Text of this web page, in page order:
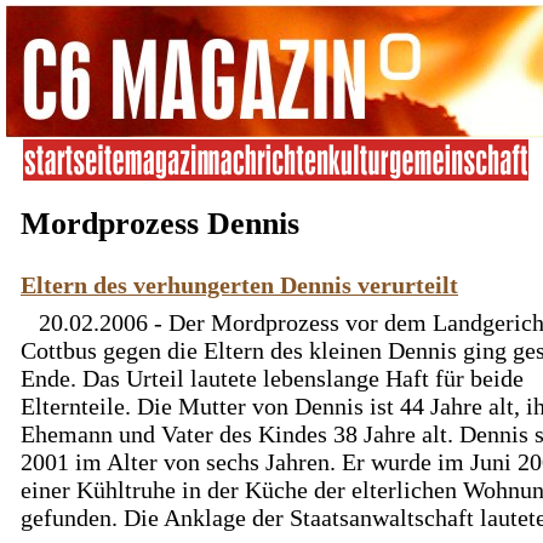
Mordprozess Dennis
Eltern des verhungerten Dennis verurteilt
20.02.2006 - Der Mordprozess vor dem
Cottbus gegen die Eltern des kleinen Dennis ging
Ende. Das Urteil lautete lebenslange Haft für beide
Elternteile. Die Mutter von Dennis ist 44 Jahre alt,
Ehemann und Vater des Kindes 38 Jahre alt. Dennis
2001 im Alter von sechs Jahren. Er wurde im Juni
einer Kühltruhe in der Küche der elterlichen
gefunden. Die Anklage der Staatsanwaltschaft